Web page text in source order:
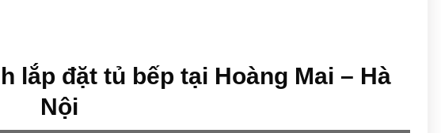
lắp đặt tủ bếp tại Hoàng Mai – Hà
Nội